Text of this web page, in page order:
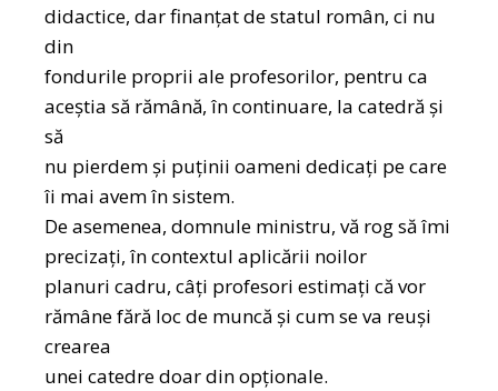
didactice, dar finanțat de statul român, ci nu
din
fondurile proprii ale profesorilor, pentru ca
aceștia să rămână, în continuare, la catedră și
să
nu pierdem și puținii oameni dedicați pe care
îi mai avem în sistem.
De asemenea, domnule ministru, vă rog să îmi
precizați, în contextul aplicării noilor
planuri cadru, câți profesori estimați că vor
rămâne fără loc de muncă și cum se va reuși
crearea
unei catedre doar din opționale.